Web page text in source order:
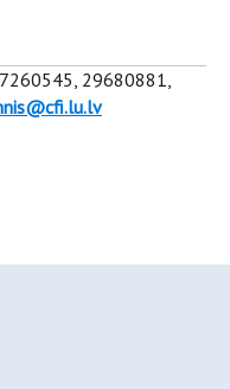
29680881,